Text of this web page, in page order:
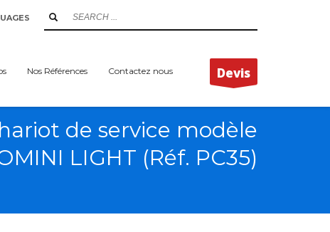
Nos Références Contactez nous Devis
de service modèle
LIGHT (Réf. PC35)